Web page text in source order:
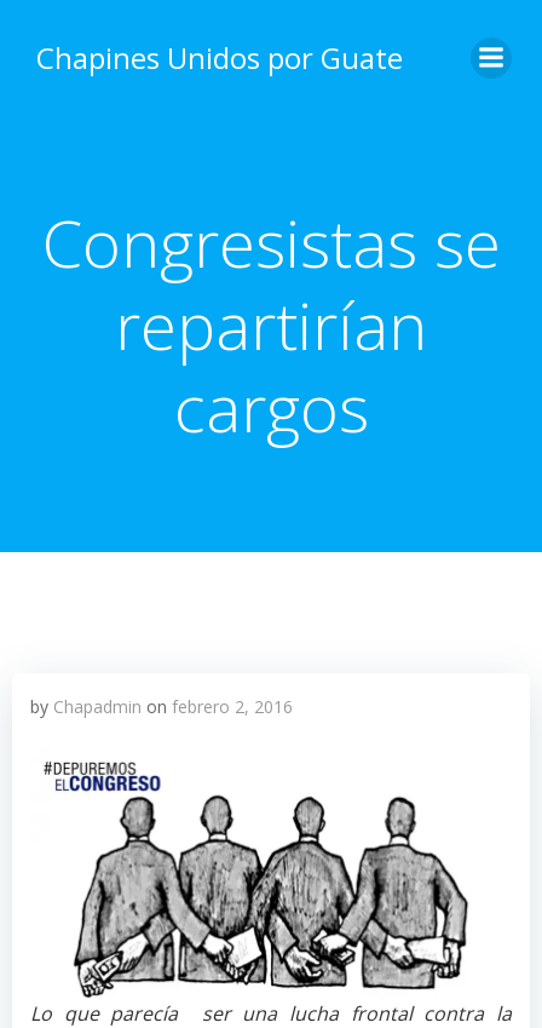
content
Chapines Unidos por Guate
Congresistas se
repartirían
cargos
by Chapadmin on febrero 2, 2016
Lo que parecía ser una lucha frontal contra la